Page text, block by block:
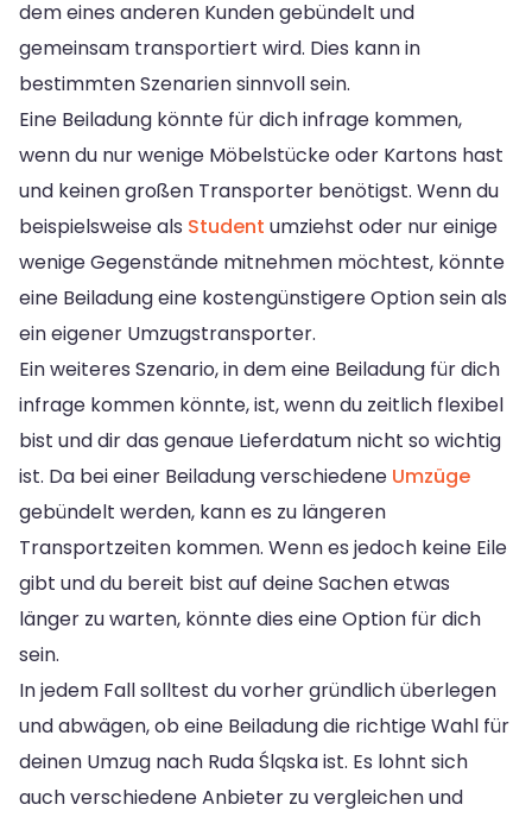
dem eines anderen Kunden gebündelt und
gemeinsam transportiert wird. Dies kann in
bestimmten Szenarien sinnvoll sein.
Eine Beiladung könnte für dich infrage kommen,
wenn du nur wenige Möbelstücke oder Kartons hast
und keinen großen Transporter benötigst. Wenn du
beispielsweise als Student umziehst oder nur einige
wenige Gegenstände mitnehmen möchtest, könnte
eine Beiladung eine kostengünstigere Option sein als
ein eigener Umzugstransporter.
Ein weiteres Szenario, in dem eine Beiladung für dich
infrage kommen könnte, ist, wenn du zeitlich flexibel
bist und dir das genaue Lieferdatum nicht so wichtig
ist. Da bei einer Beiladung verschiedene Umzüge
gebündelt werden, kann es zu längeren
Transportzeiten kommen. Wenn es jedoch keine Eile
gibt und du bereit bist auf deine Sachen etwas
länger zu warten, könnte dies eine Option für dich
sein.
In jedem Fall solltest du vorher gründlich überlegen
und abwägen, ob eine Beiladung die richtige Wahl für
deinen Umzug nach Ruda Śląska ist. Es lohnt sich
auch verschiedene Anbieter zu vergleichen und